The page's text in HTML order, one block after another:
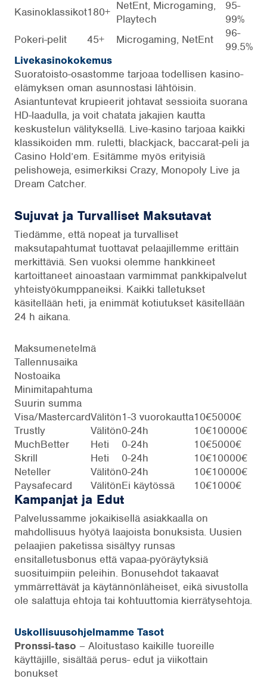
Kasinoklassikot180+ NetEnt, Microgaming,
Playtech
95-
99%
Pokeri-pelit
45+ Microgaming, NetEnt
96-
99.5%
Livekasinokokemus
Suoratoisto-osastomme tarjoaa todellisen kasino-
elämyksen oman asunnostasi lähtöisin.
Asiantuntevat krupieerit johtavat sessioita suorana
HD-laadulla, ja voit chatata jakajien kautta
keskustelun välityksellä. Live-kasino tarjoaa kaikki
klassikoiden mm. ruletti, blackjack, baccarat-peli ja
Casino Hold’em. Esitämme myös erityisiä
pelishoweja, esimerkiksi Crazy, Monopoly Live ja
Dream Catcher.
Sujuvat ja Turvalliset Maksutavat
Tiedämme, että nopeat ja turvalliset
maksutapahtumat tuottavat pelaajillemme erittäin
merkittäviä. Sen vuoksi olemme hankkineet
kartoittaneet ainoastaan varmimmat pankkipalvelut
yhteistyökumppaneiksi. Kaikki talletukset
käsitellään heti, ja enimmät kotiutukset käsitellään
24 h aikana.
Maksumenetelmä
Tallennusaika
Nostoaika
Minimitapahtuma
Suurin summa
Visa/MastercardVälitön1-3 vuorokautta10€5000€
Trustly
Välitön0-24h 10€10000€
MuchBetter
Heti 0-24h 10€5000€
Skrill
Heti 0-24h 10€10000€
Neteller
Välitön0-24h 10€10000€
Paysafecard
VälitönEi käytössä 10€1000€
Kampanjat ja Edut
Palvelussamme jokaikisellä asiakkaalla on
mahdollisuus hyötyä laajoista bonuksista. Uusien
pelaajien paketissa sisältyy runsas
ensitalletusbonus että vapaa-pyöräytyksiä
suosituimpiin peleihin. Bonusehdot takaavat
ymmärrettävät ja käytännönläheiset, eikä sivustolla
ole salattuja ehtoja tai kohtuuttomia kierrätysehtoja.
Uskollisuusohjelmamme Tasot
Pronssi-taso – Aloitustaso kaikille tuoreille
käyttäjille, sisältää perus- edut ja viikottain
bonukset